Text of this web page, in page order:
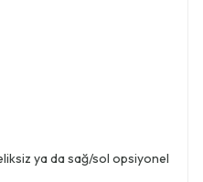
ya da sağ/sol opsiyonel